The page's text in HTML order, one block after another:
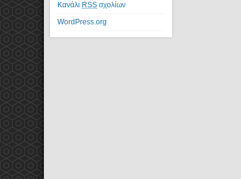
Κανάλι RSS σχολίων
WordPress.org